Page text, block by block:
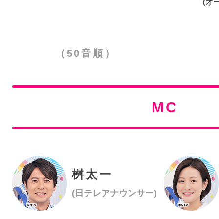
(オ
（50音順）
MC
桝太一
(日テレアナウンサー)